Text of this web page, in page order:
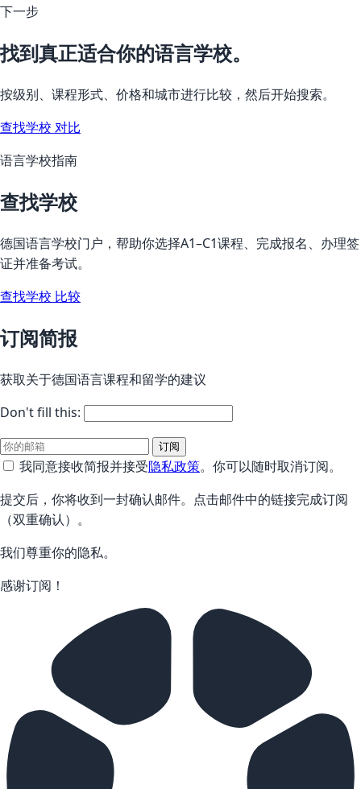
下一步
找到真正适合你的语言学校。
按级别、课程形式、价格和城市进行比较，然后开始搜索。
查找学校 对比
语言学校指南
查找学校
德国语言学校门户，帮助你选择A1–C1课程、完成报名、办理签
证并准备考试。
查找学校 比较
订阅简报
获取关于德国语言课程和留学的建议
Don't fill this:
订阅
我同意接收简报并接受隐私政策。你可以随时取消订阅。
提交后，你将收到一封确认邮件。点击邮件中的链接完成订阅
（双重确认）。
我们尊重你的隐私。
感谢订阅！